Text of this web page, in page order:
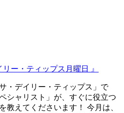
ー・ティップス月曜日 』
・デイリー・ティップス」で
シャリスト」が、すぐに役立つ
教えてくださいます！ 今月は、